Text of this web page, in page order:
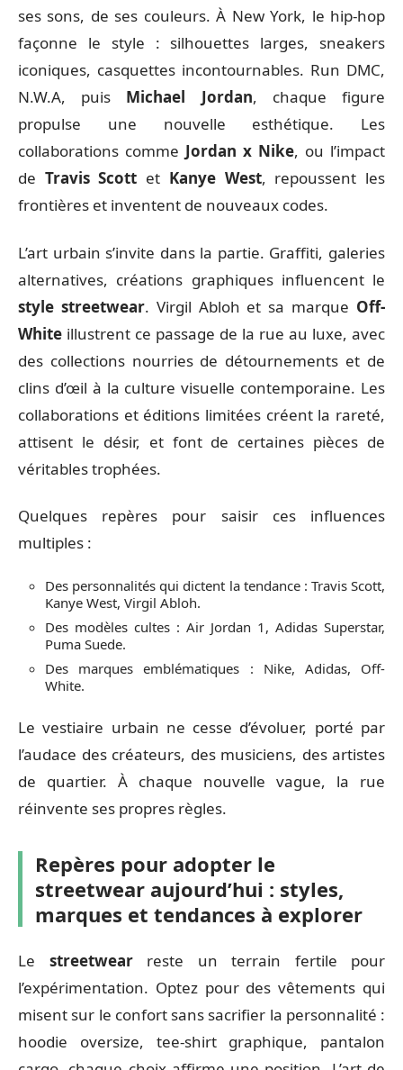
ses sons, de ses couleurs. À New York, le hip-hop
façonne le style : silhouettes larges, sneakers
iconiques, casquettes incontournables. Run DMC,
N.W.A, puis Michael Jordan, chaque figure
propulse une nouvelle esthétique. Les
collaborations comme Jordan x Nike, ou l’impact
de Travis Scott et Kanye West, repoussent les
frontières et inventent de nouveaux codes.
L’art urbain s’invite dans la partie. Graffiti, galeries
alternatives, créations graphiques influencent le
style streetwear. Virgil Abloh et sa marque Off-
White illustrent ce passage de la rue au luxe, avec
des collections nourries de détournements et de
clins d’œil à la culture visuelle contemporaine. Les
collaborations et éditions limitées créent la rareté,
attisent le désir, et font de certaines pièces de
véritables trophées.
Quelques repères pour saisir ces influences
multiples :
Des personnalités qui dictent la tendance : Travis Scott,
Kanye West, Virgil Abloh.
Des modèles cultes : Air Jordan 1, Adidas Superstar,
Puma Suede.
Des marques emblématiques : Nike, Adidas, Off-
White.
Le vestiaire urbain ne cesse d’évoluer, porté par
l’audace des créateurs, des musiciens, des artistes
de quartier. À chaque nouvelle vague, la rue
réinvente ses propres règles.
Repères pour adopter le
streetwear aujourd’hui : styles,
marques et tendances à explorer
Le streetwearreste un terrain fertile pour
l’expérimentation. Optez pour des vêtements qui
misent sur le confort sans sacrifier la personnalité :
hoodie oversize, tee-shirt graphique, pantalon